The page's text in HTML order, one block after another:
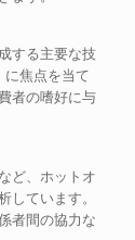
する主要な技
焦点を当て
者の嗜好に与
ど、ホットオ
ています。
者間の協力な